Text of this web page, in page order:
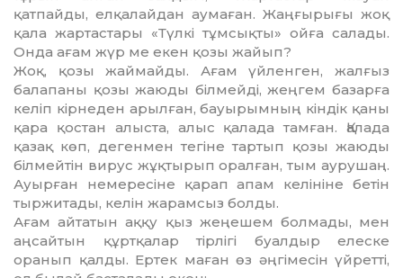
қатпайды, елқалайдан аумаған. Жаң­ғырығы жоқ
қала жартастары «Түлкі тұмсықты» ойға салады.
Онда ағам жүр ме екен қозы жайып?
Жоқ, қозы жаймайды. Ағам үйлен­ген, жалғыз
балапаны қозы жаюды білмейді, жеңгем базарға
келіп кірнеден арылған, бауырымның кіндік қаны
қара қостан алыста, алыс қалада тамған. Қалада
қазақ көп, дегенмен тегіне тартып қозы жаюды
білмейтін вирус жұқтырып оралған, тым аурушаң.
Ауырған немересіне қарап апам келініне бетін
тыржитады, келін жарамсыз болды.
Ағам айтатын аққу қыз жеңешем болмады, мен
аңсайтын құртқалар тірлігі буалдыр елеске
оранып қалды. Ертек маған өз әңгімесін үйретті,